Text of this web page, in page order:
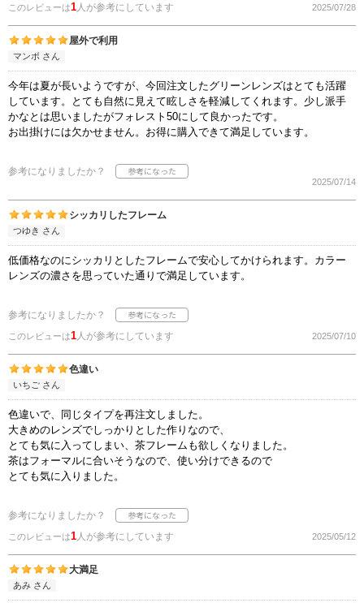
このレビューは1人が参考にしています 2025/07/28
屋外で利用
マンボ さん
今年は夏が長いようですが、今回注文したグリーンレンズはとても活躍
しています。とても自然に見えて眩しさを軽減してくれます。少し派手
かなとは思いましたがフォレスト50にして良かったです。
お出掛けには欠かせません。お得に購入できて満足しています。
参考になりましたか？
2025/07/14
シッカリしたフレーム
つゆき さん
低価格なのにシッカリとしたフレームで安心してかけられます。カラー
レンズの濃さを思っていた通りで満足しています。
参考になりましたか？
このレビューは1人が参考にしています 2025/07/10
色違い
いちご さん
色違いで、同じタイプを再注文しました。
大きめのレンズでしっかりとした作りなので、
とても気に入ってしまい、茶フレームも欲しくなりました。
茶はフォーマルに合いそうなので、使い分けできるので
とても気に入りました。
参考になりましたか？
このレビューは1人が参考にしています 2025/05/12
大満足
あみ さん